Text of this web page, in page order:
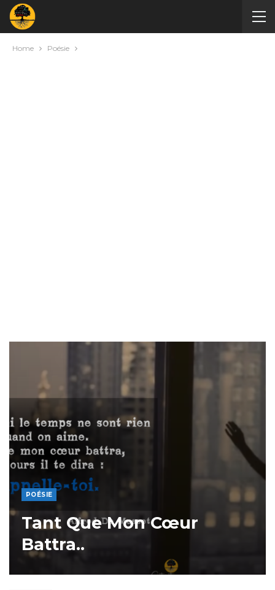
Home Poésie
POÉSIE
Tant Que Mon Cœur
Battra..